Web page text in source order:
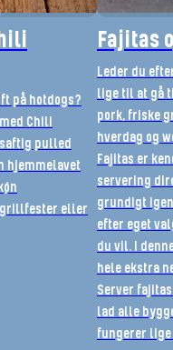
på hotdogs?
Chili
pulled
hjemmelavet
eller
Fajitas
Leder du
lige til at gå
pork, friske
hverdag og
Fajitas er
servering
grundigt
efter eget
du vil. I
hele ekstra
Server
lad alle
fungerer